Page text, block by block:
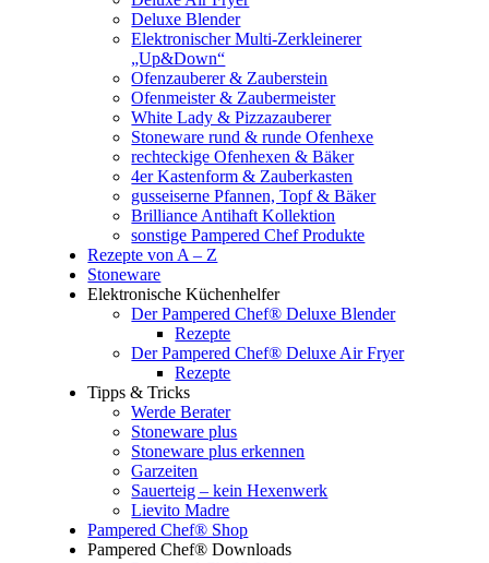
Deluxe Blender
Elektronischer Multi-Zerkleinerer
„Up&Down“
Ofenzauberer & Zauberstein
Ofenmeister & Zaubermeister
White Lady & Pizzazauberer
Stoneware rund & runde Ofenhexe
rechteckige Ofenhexen & Bäker
4er Kastenform & Zauberkasten
gusseiserne Pfannen, Topf & Bäker
Brilliance Antihaft Kollektion
sonstige Pampered Chef Produkte
Rezepte von A – Z
Stoneware
Elektronische Küchenhelfer
Der Pampered Chef® Deluxe Blender
Rezepte
Der Pampered Chef® Deluxe Air Fryer
Rezepte
Tipps & Tricks
Werde Berater
Stoneware plus
Stoneware plus erkennen
Garzeiten
Sauerteig – kein Hexenwerk
Lievito Madre
Pampered Chef® Shop
Pampered Chef® Downloads